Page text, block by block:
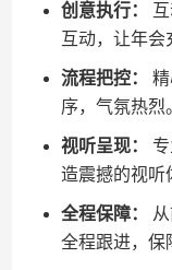
创意执行：
互动，让年会
流程把控：
序，气氛热烈。
视听呈现：
造震撼的视听
全程保障：
全程跟进，保